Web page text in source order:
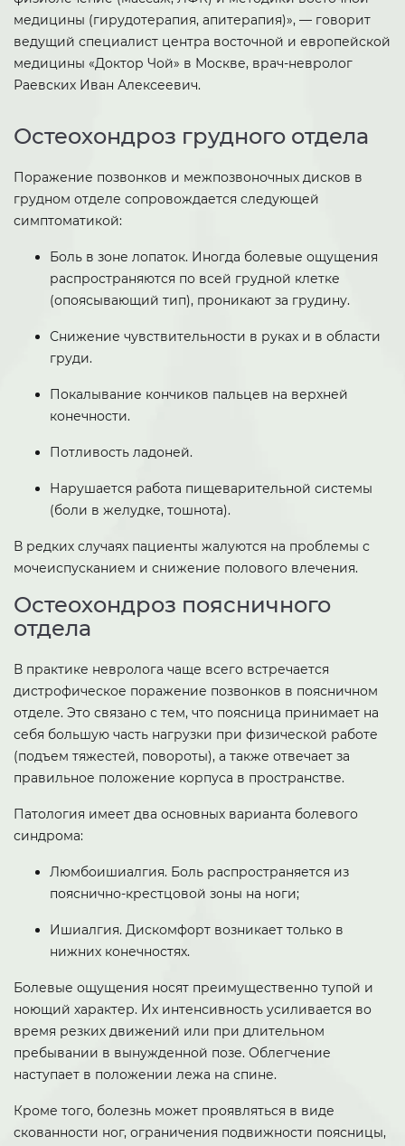
медицины (гирудотерапия, апитерапия)», — говорит
ведущий специалист центра восточной и европейской
медицины «Доктор Чой» в Москве, врач-невролог
Раевских Иван Алексеевич.
Остеохондроз грудного отдела
Поражение позвонков и межпозвоночных дисков в
грудном отделе сопровождается следующей
симптоматикой:
Боль в зоне лопаток. Иногда болевые ощущения
распространяются по всей грудной клетке
(опоясывающий тип), проникают за грудину.
Снижение чувствительности в руках и в области
груди.
Покалывание кончиков пальцев на верхней
конечности.
Потливость ладоней.
Нарушается работа пищеварительной системы
(боли в желудке, тошнота).
В редких случаях пациенты жалуются на проблемы с
мочеиспусканием и снижение полового влечения.
Остеохондроз поясничного
отдела
В практике невролога чаще всего встречается
дистрофическое поражение позвонков в поясничном
отделе. Это связано с тем, что поясница принимает на
себя большую часть нагрузки при физической работе
(подъем тяжестей, повороты), а также отвечает за
правильное положение корпуса в пространстве.
Патология имеет два основных варианта болевого
синдрома:
Люмбоишиалгия. Боль распространяется из
пояснично-крестцовой зоны на ноги;
Ишиалгия. Дискомфорт возникает только в
нижних конечностях.
Болевые ощущения носят преимущественно тупой и
ноющий характер. Их интенсивность усиливается во
время резких движений или при длительном
пребывании в вынужденной позе. Облегчение
наступает в положении лежа на спине.
Кроме того, болезнь может проявляться в виде
скованности ног, ограничения подвижности поясницы,